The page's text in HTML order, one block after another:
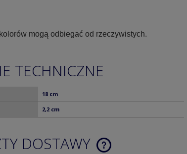
mogą odbiegać od rzeczywistych.
TECHNICZNE
18 cm
2,2 cm
DOSTAWY